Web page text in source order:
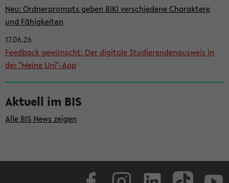
n
l
e
i
s
t
e
Neu: Ordnerprompts geben BIKI verschiedene Charaktere
und Fähigkeiten
17.06.26
Feedback gewünscht: Der digitale Studierendenausweis in
der "Meine Uni"-App
Aktuell im BIS
Alle BIS News zeigen